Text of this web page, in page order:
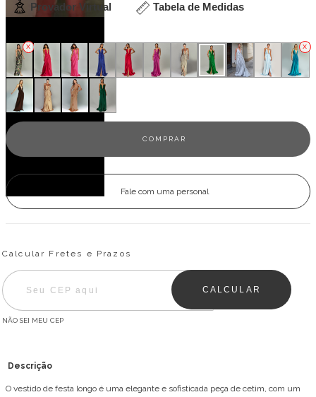
Provador Virtual Tabela de Medidas
Fale com uma personal
Entregas para o CEP:
Calcular Fretes e Prazos
CALCULAR
NÃO SEI MEU CEP
Descrição
O vestido de festa longo é uma elegante e sofisticada peça de cetim, com um